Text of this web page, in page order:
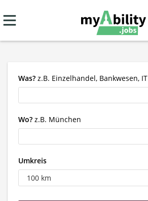
Was? z.B. Einzelhandel, Bankwesen, IT
Wo? z.B. München
Umkreis